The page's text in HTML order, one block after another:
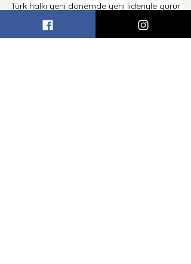
Türk halkı yeni dönemde yeni lideriyle gurur
duyacak” dedi.